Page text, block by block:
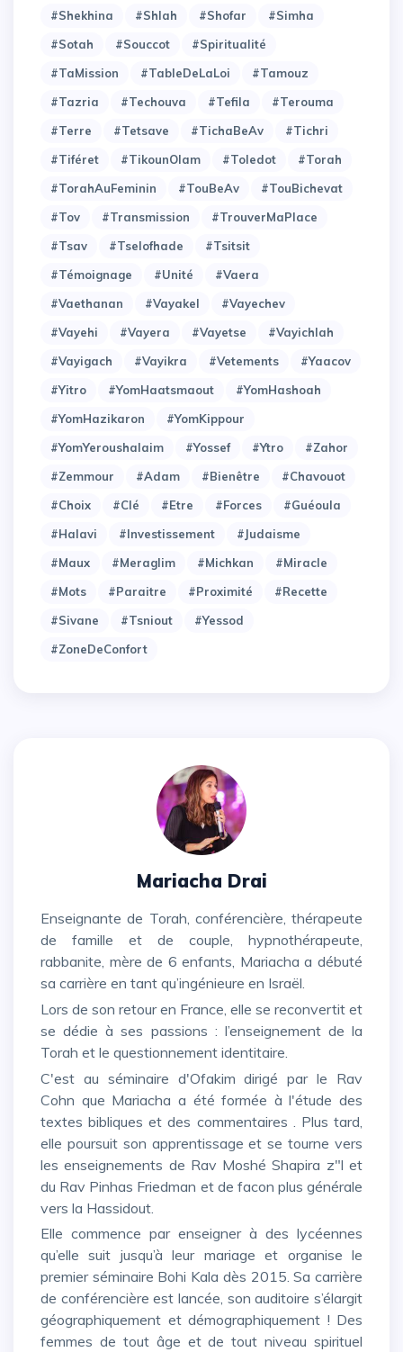
#Shekhina
#Shlah #Shofar
#Simha
#Sotah
#Souccot
#Spiritualité
#TaMission
#TableDeLaLoi
#Tamouz
#Tazria
#Techouva #Tefila
#Terouma
#Terre
#Tetsave #TichaBeAv
#Tichri
#Tiféret
#TikounOlam #Toledot
#Torah
#TorahAuFeminin
#TouBeAv
#TouBichevat
#Tov
#Transmission
#TrouverMaPlace
#Tsav
#Tselofhade
#Tsitsit
#Témoignage
#Unité
#Vaera
#Vaethanan
#Vayakel
#Vayechev
#Vayehi
#Vayera #Vayetse
#Vayichlah
#Vayigach
#Vayikra #Vetements
#Yaacov
#Yitro
#YomHaatsmaout
#YomHashoah
#YomHazikaron
#YomKippour
#YomYeroushalaim
#Yossef #Ytro
#Zahor
#Zemmour
#adam #bienêtre
#chavouot
#choix
#clé #etre #forces
#guéoula
#halavi
#investissement
#judaisme
#maux
#meraglim #michkan
#miracle
#mots
#paraitre #proximité
#recette
#sivane
#tsniout
#yessod
#zoneDeConfort
Mariacha Drai
Enseignante de Torah, conférencière, thérapeute
de famille et de couple, hypnothérapeute,
rabbanite, mère de 6 enfants, Mariacha a débuté
sa carrière en tant qu’ingénieure en Israël.
Lors de son retour en France, elle se reconvertit et
se dédie à ses passions : l’enseignement de la
Torah et le questionnement identitaire.
C'est au séminaire d'Ofakim dirigé par le Rav
Cohn que Mariacha a été formée à l'étude des
textes bibliques et des commentaires . Plus tard,
elle poursuit son apprentissage et se tourne vers
les enseignements de Rav Moshé Shapira z"l et
du Rav Pinhas Friedman et de facon plus générale
vers la Hassidout.
Elle commence par enseigner à des lycéennes
qu’elle suit jusqu’à leur mariage et organise le
premier séminaire Bohi Kala dès 2015. Sa carrière
de conférencière est lancée, son auditoire s’élargit
géographiquement et démographiquement ! Des
femmes de tout âge et de tout niveau spirituel